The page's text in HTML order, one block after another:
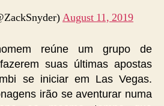
August 11, 2019
reúne um grupo de
suas últimas apostas
se iniciar em Las Vegas.
irão se aventurar numa